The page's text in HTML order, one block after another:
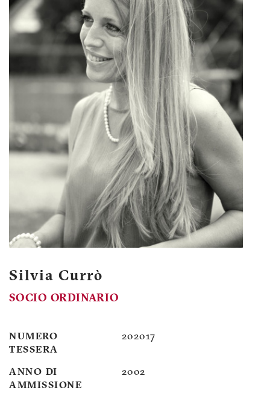
Silvia Currò
SOCIO ORDINARIO
NUMERO
TESSERA
202017
ANNO DI
AMMISSIONE
2002